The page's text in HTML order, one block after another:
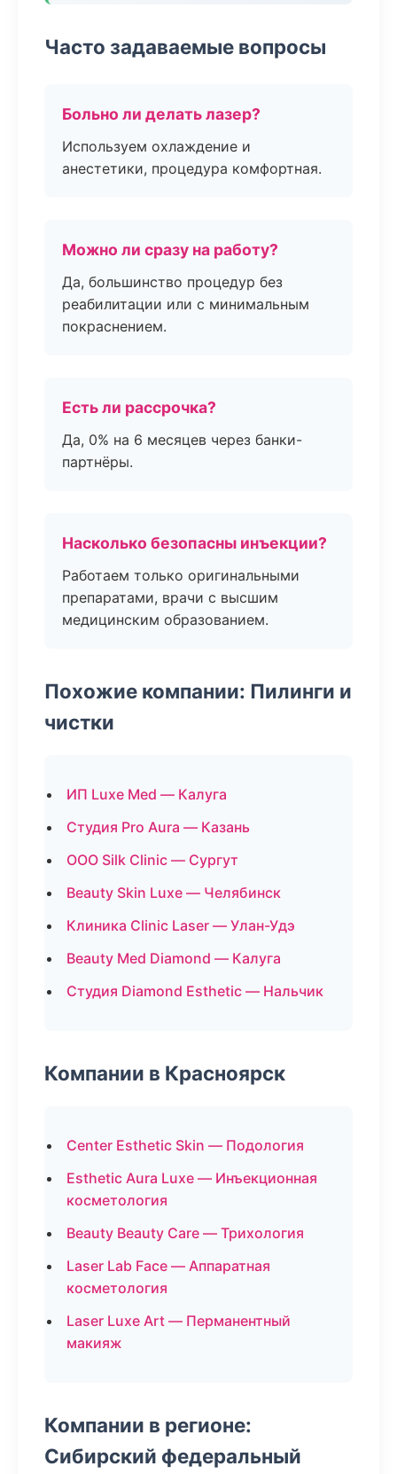
Часто задаваемые вопросы
Больно ли делать лазер?
Используем охлаждение и
анестетики, процедура комфортная.
Можно ли сразу на работу?
Да, большинство процедур без
реабилитации или с минимальным
покраснением.
Есть ли рассрочка?
Да, 0% на 6 месяцев через банки-
партнёры.
Насколько безопасны инъекции?
Работаем только оригинальными
препаратами, врачи с высшим
медицинским образованием.
Похожие компании: Пилинги и
чистки
ИП Luxe Med — Калуга
Студия Pro Aura — Казань
ООО Silk Clinic — Сургут
Beauty Skin Luxe — Челябинск
Клиника Clinic Laser — Улан-Удэ
Beauty Med Diamond — Калуга
Студия Diamond Esthetic — Нальчик
Компании в Красноярск
Center Esthetic Skin — Подология
Esthetic Aura Luxe — Инъекционная
косметология
Beauty Beauty Care — Трихология
Laser Lab Face — Аппаратная
косметология
Laser Luxe Art — Перманентный
макияж
Компании в регионе:
Сибирский федеральный